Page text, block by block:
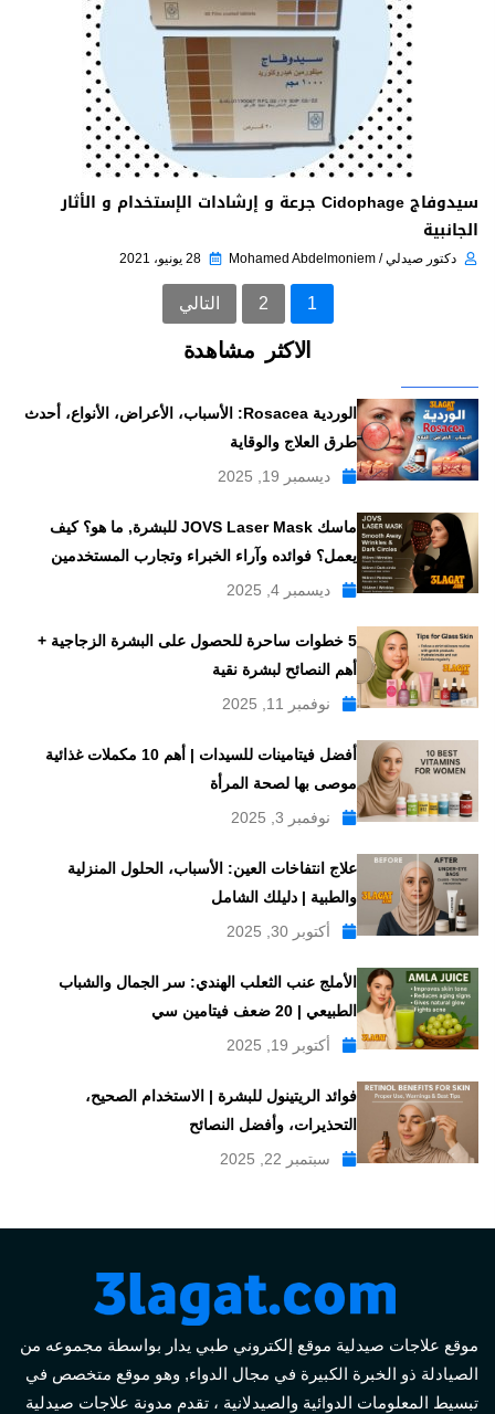
سيدوفاج Cidophage جرعة و إرشادات الإستخدام و الأثار
الجانبية
دكتور صيدلي / Mohamed Abdelmoniem 28 يونيو، 2021
1
2 التالي
الاكثر مشاهدة
الوردية Rosacea: الأسباب، الأعراض، الأنواع، أحدث
طرق العلاج والوقاية
ديسمبر 19, 2025
ماسك JOVS Laser Mask للبشرة, ما هو؟ كيف
يعمل؟ فوائده وآراء الخبراء وتجارب المستخدمين
ديسمبر 4, 2025
5 خطوات ساحرة للحصول على البشرة الزجاجية +
أهم النصائح لبشرة نقية
نوفمبر 11, 2025
أفضل فيتامينات للسيدات | أهم 10 مكملات غذائية
موصى بها لصحة المرأة
نوفمبر 3, 2025
علاج انتفاخات العين: الأسباب، الحلول المنزلية
والطبية | دليلك الشامل
أكتوبر 30, 2025
الأملج عنب الثعلب الهندي: سر الجمال والشباب
الطبيعي | 20 ضعف فيتامين سي
أكتوبر 19, 2025
فوائد الريتينول للبشرة | الاستخدام الصحيح،
التحذيرات، وأفضل النصائح
سبتمبر 22, 2025
موقع علاجات صيدلية موقع إلكتروني طبي يدار بواسطة مجموعه من
الصيادلة ذو الخبرة الكبيرة في مجال الدواء, وهو موقع متخصص في
تبسيط المعلومات الدوائية والصيدلانية ، تقدم مدونة علاجات صيدلية